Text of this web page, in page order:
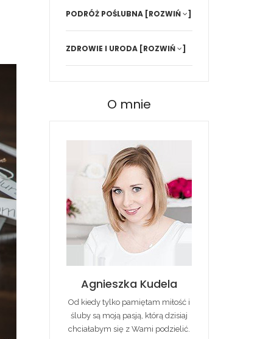
PODRÓŻ POŚLUBNA [ROZWIŃ ]
ZDROWIE I URODA [ROZWIŃ ]
O mnie
Agnieszka Kudela
Od kiedy tylko pamiętam miłość i
śluby są moją pasją, którą dzisiaj
chciałabym się z Wami podzielić.